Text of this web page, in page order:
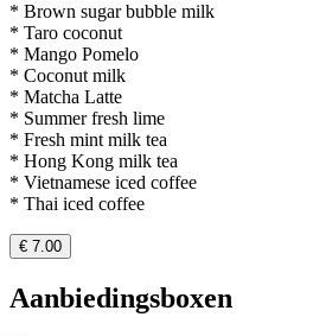
* Brown sugar bubble milk
* Taro coconut
* Mango Pomelo
* Coconut milk
* Matcha Latte
* Summer fresh lime
* Fresh mint milk tea
* Hong Kong milk tea
* Vietnamese iced coffee
* Thai iced coffee
€ 7.00
Aanbiedingsboxen